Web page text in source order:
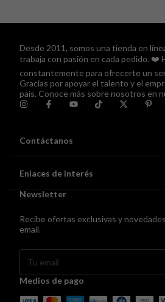
Desde 2011, somos una tienda en
trabaja con pasión en cada pedido. ❤️
constantemente para ofrecerte un
Gracias por apoyar el talento y el
país. Conoce más sobre nosotros en
Contáctanos
Enlaces de interés
Newsletter
Recibe ofertas exclusivas y
email.
Medios de pago